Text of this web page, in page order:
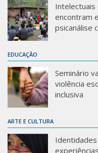
Intelectuais
encontram
psicanálise
EDUCAÇÃO
Seminário
violência
inclusiva
ARTE E CULTURA